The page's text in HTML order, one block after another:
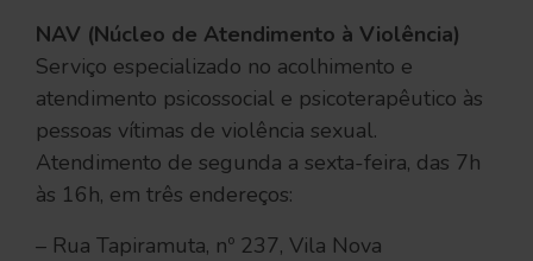
NAV (Núcleo de Atendimento à Violência)
Serviço especializado no acolhimento e
atendimento psicossocial e psicoterapêutico às
pessoas vítimas de violência sexual.
Atendimento de segunda a sexta-feira, das 7h
às 16h, em três endereços:
– Rua Tapiramuta, nº 237, Vila Nova